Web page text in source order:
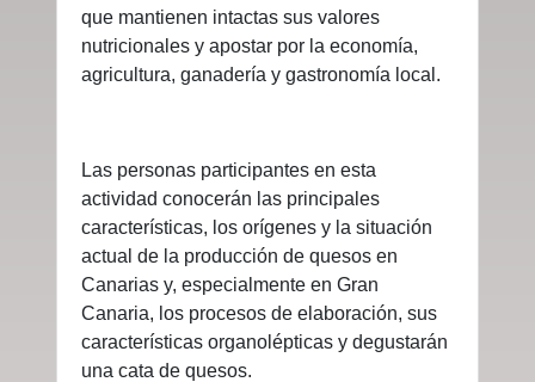
que mantienen intactas sus valores
nutricionales y apostar por la economía,
agricultura, ganadería y gastronomía local.
Las personas participantes en esta
actividad conocerán las principales
características, los orígenes y la situación
actual de la producción de quesos en
Canarias y, especialmente en Gran
Canaria, los procesos de elaboración, sus
características organolépticas y degustarán
una cata de quesos.